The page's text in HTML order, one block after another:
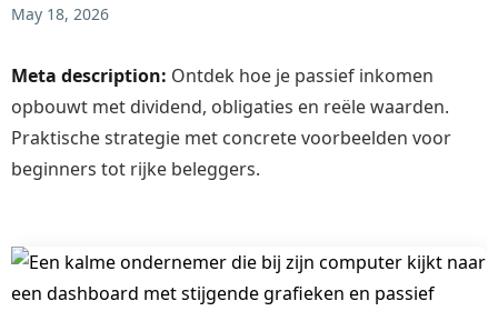
May 18, 2026
Meta description: Ontdek hoe je passief inkomen
opbouwt met dividend, obligaties en reële waarden.
Praktische strategie met concrete voorbeelden voor
beginners tot rijke beleggers.